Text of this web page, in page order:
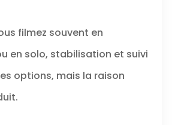
filmez souvent en
en solo, stabilisation et suivi
options, mais la raison